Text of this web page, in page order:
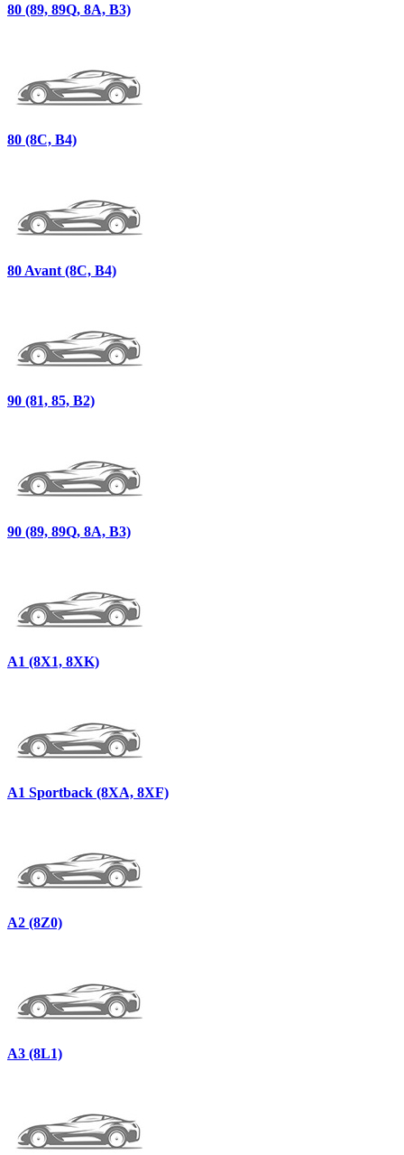
80 (89, 89Q, 8A, B3)
80 (8C, B4)
80 Avant (8C, B4)
90 (81, 85, B2)
90 (89, 89Q, 8A, B3)
A1 (8X1, 8XK)
A1 Sportback (8XA, 8XF)
A2 (8Z0)
A3 (8L1)